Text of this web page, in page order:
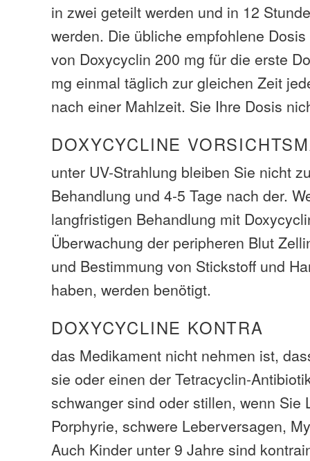
in zwei geteilt werden und in 12
werden. Die übliche empfohlene
von Doxycyclin 200 mg für die erste
mg einmal täglich zur gleichen Zeit
nach einer Mahlzeit. Sie Ihre Dosis
DOXYCYCLINE
unter UV-Strahlung bleiben Sie nicht
Behandlung und 4-5 Tage nach der.
langfristigen Behandlung mit
Überwachung der peripheren Blut
und Bestimmung von Stickstoff und
haben, werden benötigt.
DOXYCYCLINE KONTRA
das Medikament nicht nehmen ist,
sie oder einen der Tetracyclin-
schwanger sind oder stillen, wenn Sie
Porphyrie, schwere Leberversagen,
Auch Kinder unter 9 Jahre sind